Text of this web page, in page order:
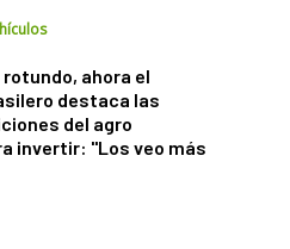
rotundo, ahora el
destaca las
del agro
invertir: "Los veo más